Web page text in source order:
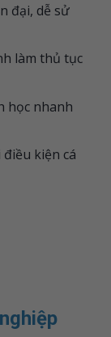
đại, dễ sử
làm thủ tục
học nhanh
kiện cá